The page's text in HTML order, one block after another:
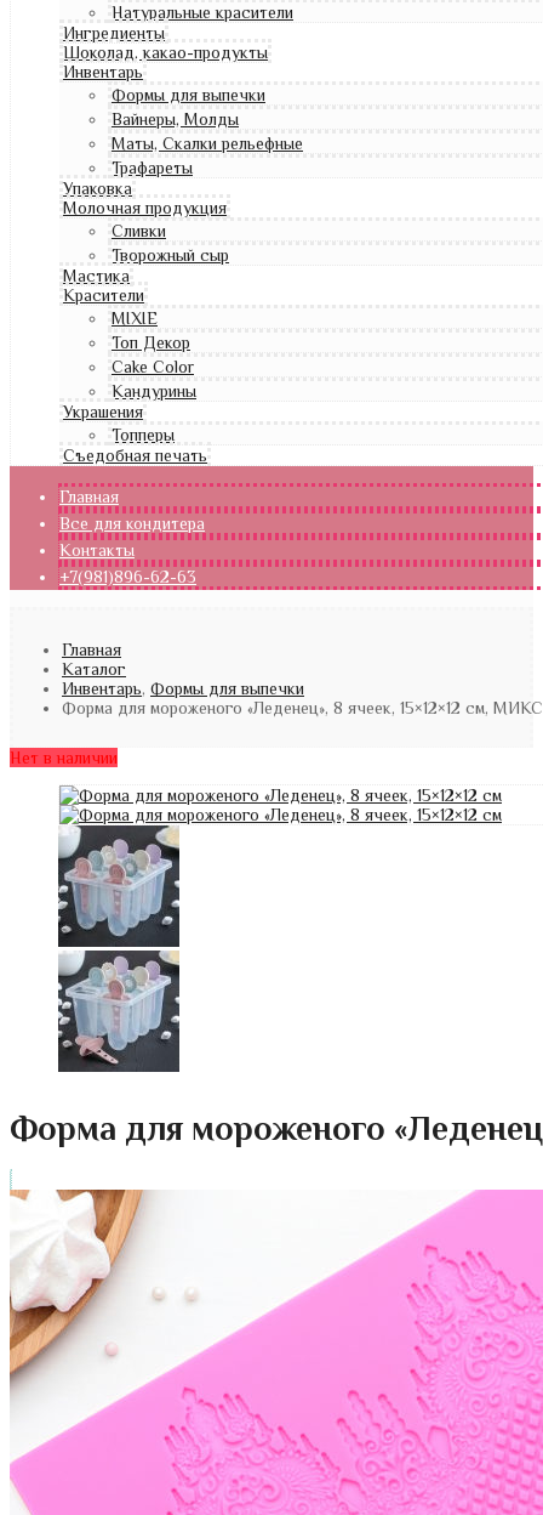
Натуральные красители
Ингредиенты
Шоколад, какао-продукты
Инвентарь
Формы для выпечки
Вайнеры, Молды
Маты, Скалки рельефные
Трафареты
Упаковка
Молочная продукция
Сливки
Творожный сыр
Мастика
Красители
MIXIE
Топ Декор
Cake Color
Кандурины
Украшения
Топперы
Съедобная печать
Главная
Все для кондитера
Контакты
+7(981)896-62-63
Главная
Каталог
Инвентарь, Формы для выпечки
Форма для мороженого «Леденец», 8 ячеек, 15×12×12 см, МИКС
Нет в наличии
Форма для мороженого